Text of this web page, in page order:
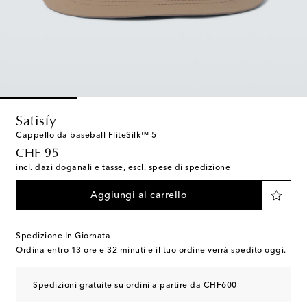
Satisfy
Cappello da baseball FliteSilk™ 5
CHF 95
original price
incl. dazi doganali e tasse, escl. spese di spedizione
Aggiungi al carrello
Spedizione In Giornata
Ordina entro 13 ore e 32 minuti e il tuo ordine verrà spedito oggi.
Spedizioni gratuite su ordini a partire da CHF600